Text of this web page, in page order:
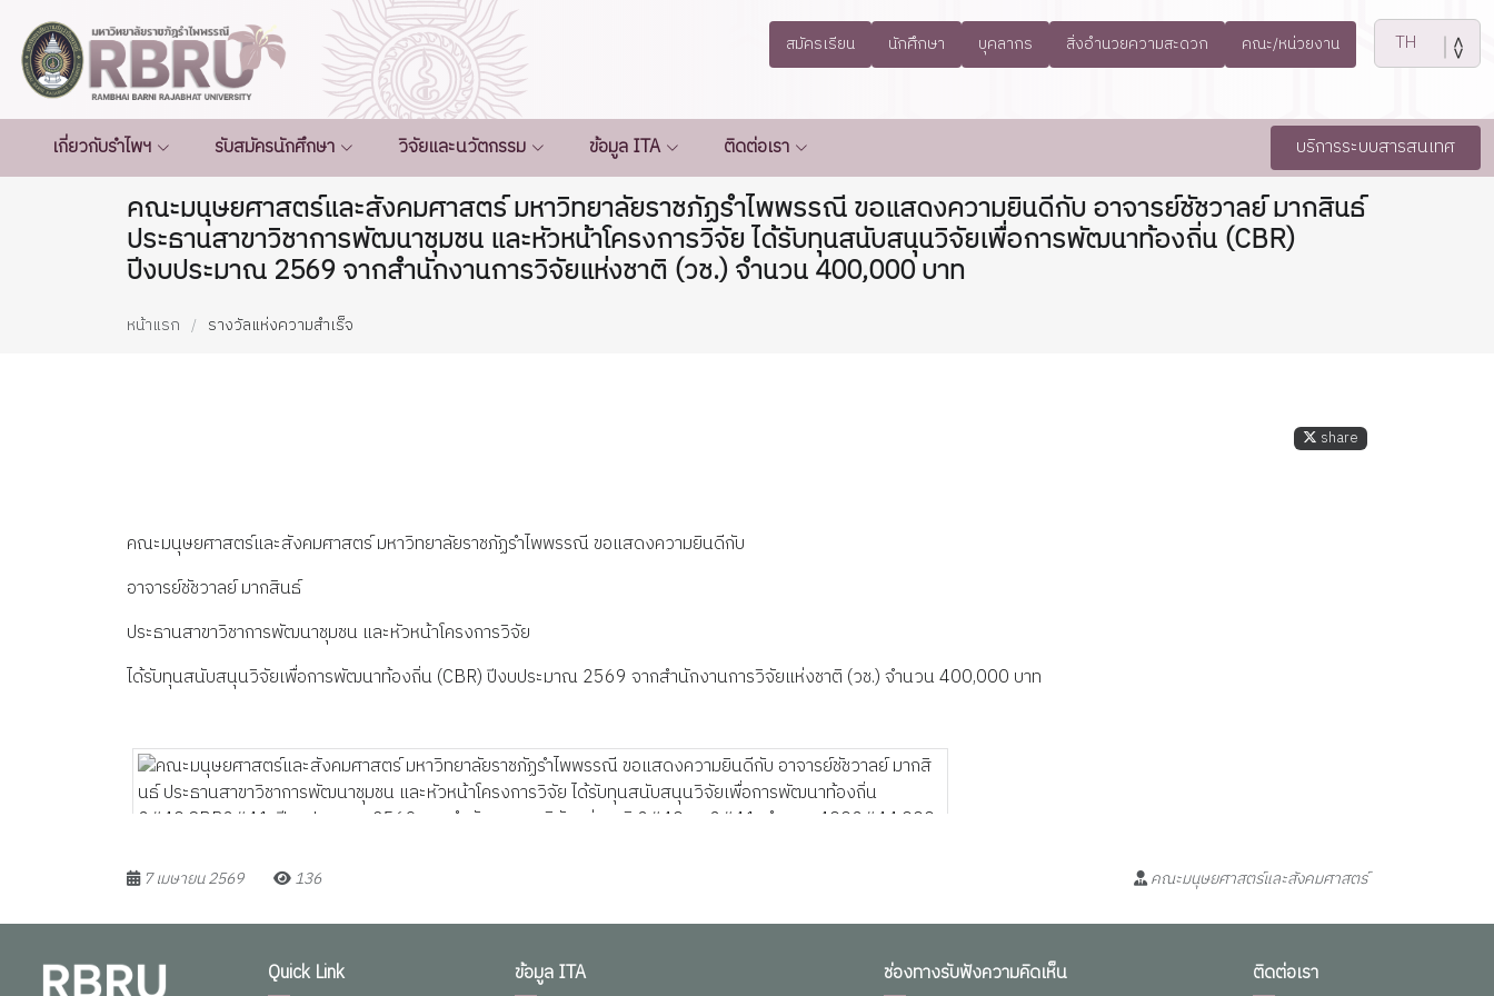
สมัครเรียน นักศึกษา บุคลากร สิ่งอำนวยความสะดวก คณะ/หน่วยงาน
เกี่ยวกับรำไพฯ รับสมัครนักศึกษา วิจัยและนวัตกรรม ข้อมูล ITA ติดต่อเรา บริการระบบสารสนเทศ
คณะมนุษยศาสตร์และสังคมศาสตร์ มหาวิทยาลัยราชภัฏรำไพพรรณี ขอแสดงความยินดีกับ อาจารย์ชัชวาลย์ มากสินธ์
ประธานสาขาวิชาการพัฒนาชุมชน และหัวหน้าโครงการวิจัย ได้รับทุนสนับสนุนวิจัยเพื่อการพัฒนาท้องถิ่น (CBR)
ปีงบประมาณ 2569 จากสำนักงานการวิจัยแห่งชาติ (วช.) จำนวน 400,000 บาท
หน้าแรก รางวัลแห่งความสำเร็จ
share
คณะมนุษยศาสตร์และสังคมศาสตร์ มหาวิทยาลัยราชภัฏรำไพพรรณี ขอแสดงความยินดีกับ
อาจารย์ชัชวาลย์ มากสินธ์
ประธานสาขาวิชาการพัฒนาชุมชน และหัวหน้าโครงการวิจัย
ได้รับทุนสนับสนุนวิจัยเพื่อการพัฒนาท้องถิ่น (CBR) ปีงบประมาณ 2569 จากสำนักงานการวิจัยแห่งชาติ (วช.) จำนวน 400,000 บาท
7 เมษายน 2569 136 คณะมนุษยศาสตร์และสังคมศาสตร์
Quick Link ข้อมูล ITA ช่องทางรับฟังความคิดเห็น ติดต่อเรา